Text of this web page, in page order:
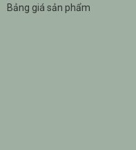
Bảng giá sản phẩm